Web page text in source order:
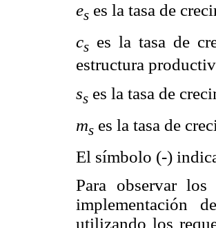
es es la tasa de
cs es la tasa de
estructura
ss es la tasa de
ms es la tasa de
El símbolo (-)
Para observar
implementación
utilizando los